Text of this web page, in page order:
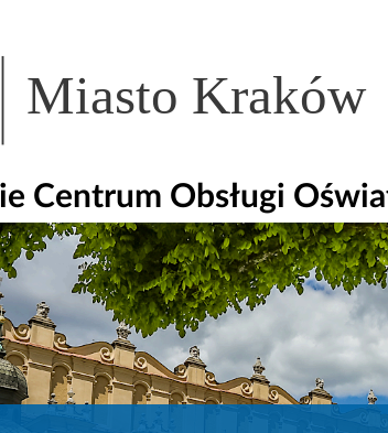
Miasto Kraków
Centrum Obsługi